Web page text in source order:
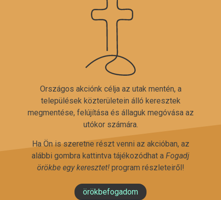
Országos akciónk célja az utak mentén, a
települések közterületein álló keresztek
megmentése, felújítása és állaguk megóvása az
utókor számára.
Ha Ön is szeretne részt venni az akcióban, az
alábbi gombra kattintva tájékozódhat a Fogadj
örökbe egy keresztet!program részleteiről!
örökbefogadom